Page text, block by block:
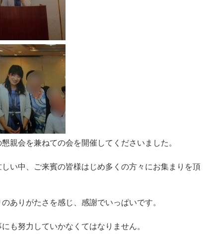
親会を兼ねての会を開催してくださいました。
い中、ご来賓の皆様はじめ多くの方々にお集まりを頂
ありがたさを感じ、感謝でいっぱいです。
も努力していかなくてはなりません。